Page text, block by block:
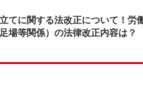
てに関する法改正について！労
場等関係）の法律改正内容は？